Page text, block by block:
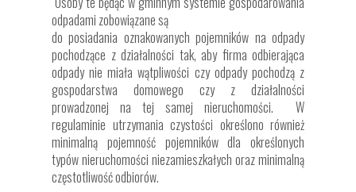
odpadami zobowiązane są
do posiadania oznakowanych pojemników na odpady
pochodzące z działalności tak, aby firma odbierająca
odpady nie miała wątpliwości czy odpady pochodzą z
gospodarstwa domowego czy z działalności
prowadzonej na tej samej nieruchomości. W
regulaminie utrzymania czystości określono również
minimalną pojemność pojemników dla określonych
typów nieruchomości niezamieszkałych oraz minimalną
częstotliwość odbiorów.